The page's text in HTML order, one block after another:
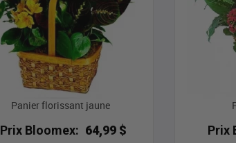
Panier florissant jaune
Prix Bloomex: 64,99 $ Prix